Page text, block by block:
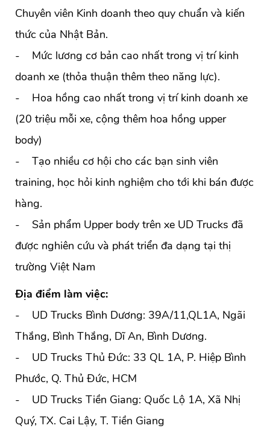
Chuyên viên Kinh doanh theo quy chuẩn và kiến
thức của Nhật Bản.
- Mức lương cơ bản cao nhất trong vị trí kinh
doanh xe (thỏa thuận thêm theo năng lực).
- Hoa hồng cao nhất trong vị trí kinh doanh xe
(20 triệu mỗi xe, cộng thêm hoa hồng upper
body)
- Tạo nhiều cơ hội cho các bạn sinh viên
training, học hỏi kinh nghiệm cho tới khi bán được
hàng.
- Sản phẩm Upper body trên xe UD Trucks đã
được nghiên cứu và phát triển đa dạng tại thị
trường Việt Nam
Địa điểm làm việc:
- UD Trucks Bình Dương: 39A/11,QL1A, Ngãi
Thắng, Bình Thắng, Dĩ An, Bình Dương.
- UD Trucks Thủ Đức: 33 QL 1A, P. Hiệp Bình
Phước, Q. Thủ Đức, HCM
- UD Trucks Tiền Giang: Quốc Lộ 1A, Xã Nhị
Quý, TX. Cai Lậy, T. Tiền Giang